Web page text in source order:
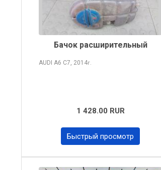
Бачок расширительный
AUDI A6 C7, 2014г.
1 428.00 RUR
Быстрый просмотр